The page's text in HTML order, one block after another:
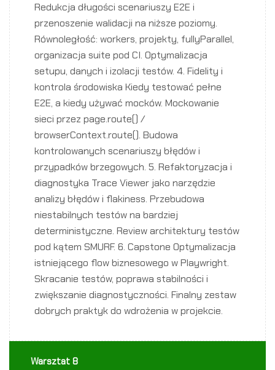
Redukcja długości scenariuszy E2E i
przenoszenie walidacji na niższe poziomy.
Równoległość: workers, projekty, fullyParallel,
organizacja suite pod CI. Optymalizacja
setupu, danych i izolacji testów. 4. Fidelity i
kontrola środowiska Kiedy testować pełne
E2E, a kiedy używać mocków. Mockowanie
sieci przez page.route() /
browserContext.route(). Budowa
kontrolowanych scenariuszy błędów i
przypadków brzegowych. 5. Refaktoryzacja i
diagnostyka Trace Viewer jako narzędzie
analizy błędów i flakiness. Przebudowa
niestabilnych testów na bardziej
deterministyczne. Review architektury testów
pod kątem SMURF. 6. Capstone Optymalizacja
istniejącego flow biznesowego w Playwright.
Skracanie testów, poprawa stabilności i
zwiększanie diagnostyczności. Finalny zestaw
dobrych praktyk do wdrożenia w projekcie.
Warsztat 8